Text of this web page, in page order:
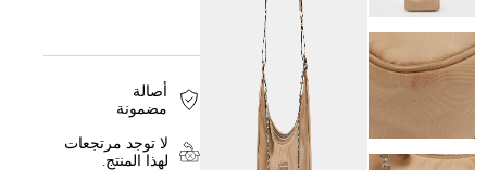
أصالة
مضمونة
لا توجد مرتجعات
لهذا المنتج.